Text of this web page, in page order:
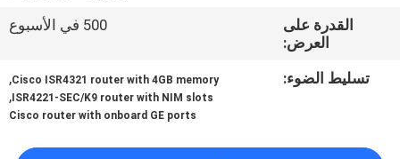
الجودة
اتصل
القدرة على
العرض:
500 في الأسبوع
تسليط الضوء: Cisco ISR4321 router with 4GB memory
,
ISR4221-SEC/K9 router with NIM slots
,
Cisco router with onboard GE ports